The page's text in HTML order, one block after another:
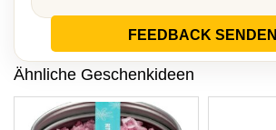
FEEDBACK SENDEN
Ähnliche Geschenkideen